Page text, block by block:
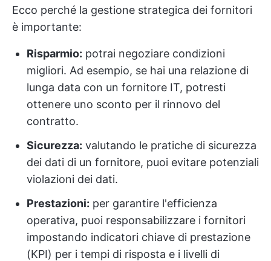
Ecco perché la gestione strategica dei fornitori
è importante:
Risparmio: potrai negoziare condizioni
migliori. Ad esempio, se hai una relazione di
lunga data con un fornitore IT, potresti
ottenere uno sconto per il rinnovo del
contratto.
Sicurezza: valutando le pratiche di sicurezza
dei dati di un fornitore, puoi evitare potenziali
violazioni dei dati.
Prestazioni: per garantire l'efficienza
operativa, puoi responsabilizzare i fornitori
impostando indicatori chiave di prestazione
(KPI) per i tempi di risposta e i livelli di